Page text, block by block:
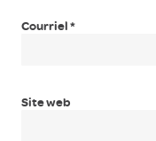
Courriel *
Site web